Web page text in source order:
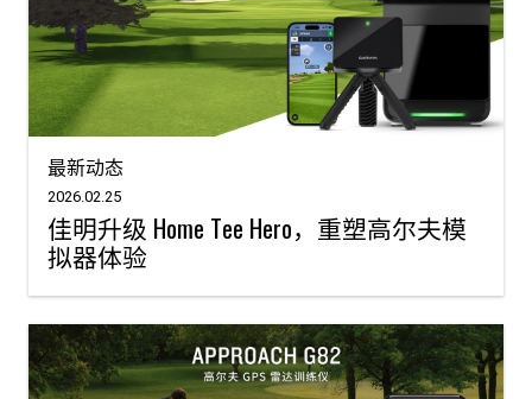
最新动态
2026.02.25
佳明升级 Home Tee Hero，重塑高尔夫模
拟器体验